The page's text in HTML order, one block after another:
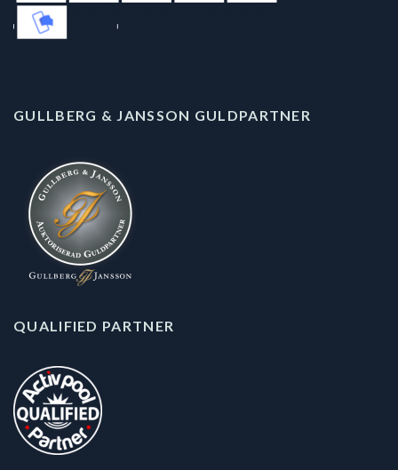
GULLBERG & JANSSON GULDPARTNER
QUALIFIED PARTNER